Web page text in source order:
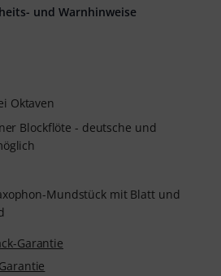
Oktaven
Blockflöte - deutsche und
Mundstück mit Blatt und
Garantie
und Warnhinweise